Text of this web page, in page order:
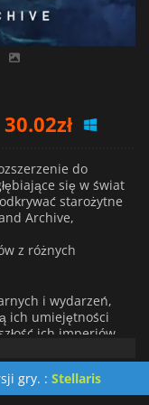
34.68zł
zł do
się w świat
starożytne
Archive,
z różnych
i wydarzeń,
ich umiejętności
ich imperiów.
pułapek
i badać obcą
do stworzenia
umożliwiając
gry. : Stellaris